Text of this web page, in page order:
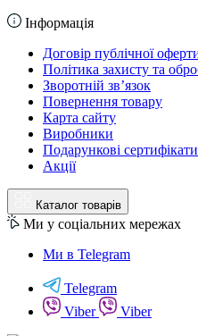
Інформація
Договір публічної
Політика захисту та
Зворотній зв’язок
Повернення товару
Карта сайту
Виробники
Подарункові сертифікати
Акції
Каталог товарів
Ми у соціальних мережах
Ми в Telegram
Telegram
Viber
Viber